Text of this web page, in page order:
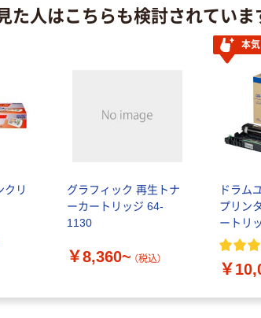
た人はこちらも検討されていま
クリ
グラフィック 再生トナ
ーカートリッジ 64-
1130
￥8,360~ （税込）
本
ドラム
プリン
ートリ
￥